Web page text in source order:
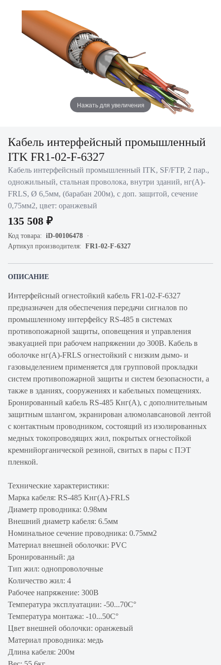
Нажать для увеличения
Кабель интерфейсный промышленный
ITK FR1-02-F-6327
Кабель интерфейсный промышленный ITK, SF/FTP, 2 пар.,
одножильный, стальная проволока, внутри зданий, нг(А)-
FRLS, Ø 6,5мм, (барабан 200м), с доп. защитой, сечение
0,75мм2, цвет: оранжевый
135 508 ₽
Код товара: iD-00106478
Артикул производителя: FR1-02-F-6327
ОПИСАНИЕ
Интерфейсный огнестойкий кабель FR1-02-F-6327
предназначен для обеспечения передачи сигналов по
промышленному интерфейсу RS-485 в системах
противопожарной защиты, оповещения и управления
эвакуацией при рабочем напряжении до 300В. Кабель в
оболочке нг(А)-FRLS огнестойкий с низким дымо- и
газовыделением применяется для групповой прокладки
систем противопожарной защиты и систем безопасности, а
также в зданиях, сооружениях и кабельных помещениях.
Бронированный кабель RS-485 Кнг(А), с дополнительным
защитным шлангом, экранирован алюмолавсановой лентой
с контактным проводником, состоящий из изолированных
медных токопроводящих жил, покрытых огнестойкой
кремнийорганической резиной, свитых в пары с ПЭТ
пленкой.
Технические характеристики:
Марка кабеля: RS-485 Кнг(А)-FRLS
Диаметр проводника: 0.98мм
Внешний диаметр кабеля: 6.5мм
Номинальное сечение проводника: 0.75мм2
Материал внешней оболочки: PVC
Бронированный: да
Тип жил: однопроволочные
Количество жил: 4
Рабочее напряжение: 300В
Температура эксплуатации: -50...70C°
Температура монтажа: -10...50C°
Цвет внешней оболочки: оранжевый
Материал проводника: медь
Длина кабеля: 200м